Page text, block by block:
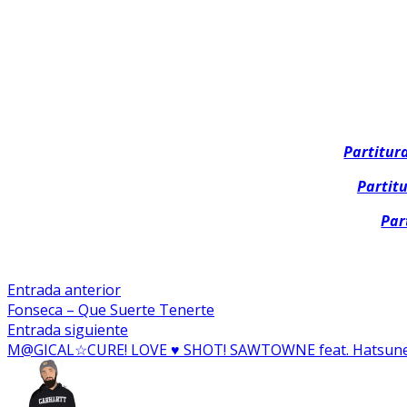
Navegación
De
Entradas
Entrada anteriorEntrada
anterior:
Fonseca – Que Suerte Tenerte
Entrada siguiente
siguiente:
M@GICAL☆CURE! LOVE ♥ SHOT! SAWTOWNE feat.